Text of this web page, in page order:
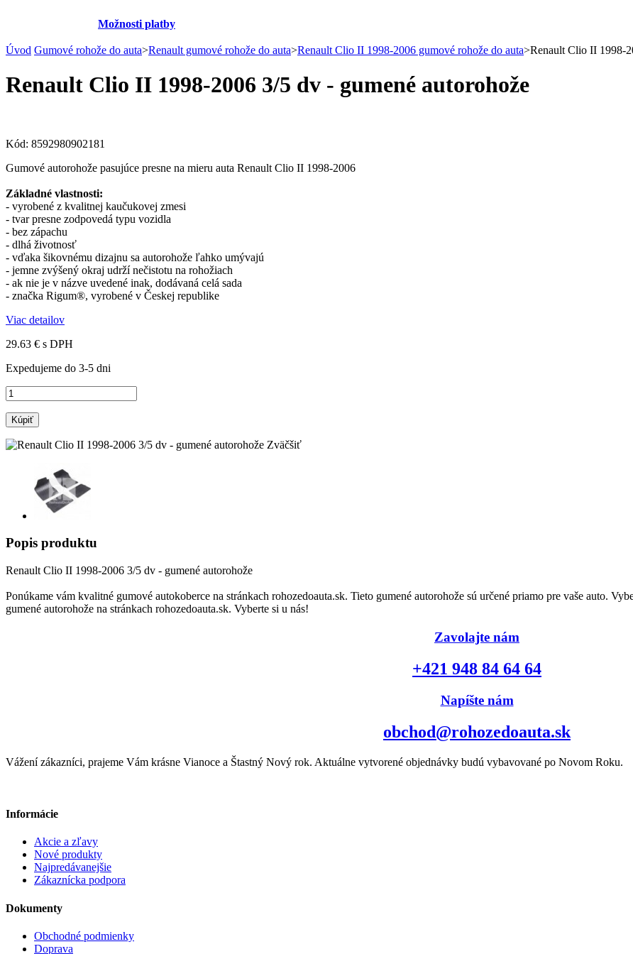
Možnosti platby
Úvod Gumové rohože do auta>Renault gumové rohože do auta>Renault Clio II 1998-2006 gumové rohože do auta>Renault Clio II 1998-
Renault Clio II 1998-2006 3/5 dv - gumené autorohože
Kód: 8592980902181
Gumové autorohože pasujúce presne na mieru auta Renault Clio II 1998-2006
Základné vlastnosti:
- vyrobené z kvalitnej kaučukovej zmesi
- tvar presne zodpovedá typu vozidla
- bez zápachu
- dlhá životnosť
- vďaka šikovnému dizajnu sa autorohože ľahko umývajú
- jemne zvýšený okraj udrží nečistotu na rohožiach
- ak nie je v názve uvedené inak, dodávaná celá sada
- značka Rigum®, vyrobené v Českej republike
Viac detailov
29.63 € s DPH
Expedujeme do 3-5 dni
Kúpiť
Zväčšiť
Popis produktu
Renault Clio II 1998-2006 3/5 dv - gumené autorohože
Ponúkame vám kvalitné gumové autokoberce na stránkach rohozedoauta.sk. Tieto gumené autorohože sú určené priamo pre vaše auto.
gumené autorohože na stránkach rohozedoauta.sk. Vyberte si u nás!
Zavolajte nám
+421 948 84 64 64
Napíšte nám
obchod@rohozedoauta.sk
Vážení zákazníci, prajeme Vám krásne Vianoce a Štastný Nový rok. Aktuálne vytvorené objednávky budú vybavované po Novom Roku.
Informácie
Akcie a zľavy
Nové produkty
Najpredávanejšie
Zákaznícka podpora
Dokumenty
Obchodné podmienky
Doprava